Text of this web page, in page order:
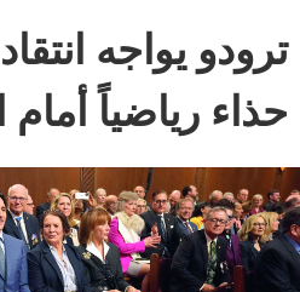
ترودو يواجه
حذاء رياضياً أمام